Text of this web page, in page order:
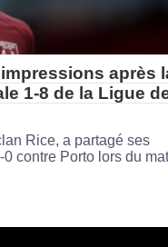
après
1-8 de la Ligue
Rice, a partagé ses
contre Porto lors du